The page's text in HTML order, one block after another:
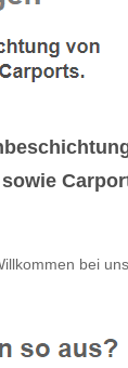
bei